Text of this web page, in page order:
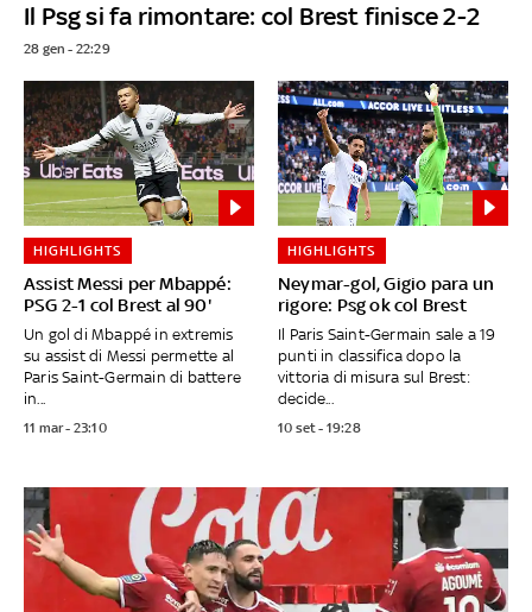
Il Psg si fa rimontare: col Brest finisce 2-2
28 gen - 22:29
Assist Messi per Mbappé:
PSG 2-1 col Brest al 90'
HIGHLIGHTS
Un gol di Mbappé in extremis
su assist di Messi permette al
Paris Saint-Germain di battere
in...
11 mar - 23:10
Neymar-gol, Gigio para un
rigore: Psg ok col Brest
HIGHLIGHTS
Il Paris Saint-Germain sale a 19
punti in classifica dopo la
vittoria di misura sul Brest:
decide...
10 set - 19:28